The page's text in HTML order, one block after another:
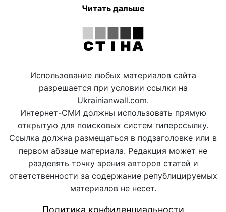
Читать дальше
Использование любых материалов сайта
разрешается при условии ссылки на
Ukrainianwall.com.
Интернет-СМИ должны использовать прямую
открытую для поисковых систем гиперссылку.
Ссылка должна размещаться в подзаголовке или в
первом абзаце материала. Редакция может не
разделять точку зрения авторов статей и
ответственности за содержание републицируемых
материалов не несет.
Политика конфиденциальности